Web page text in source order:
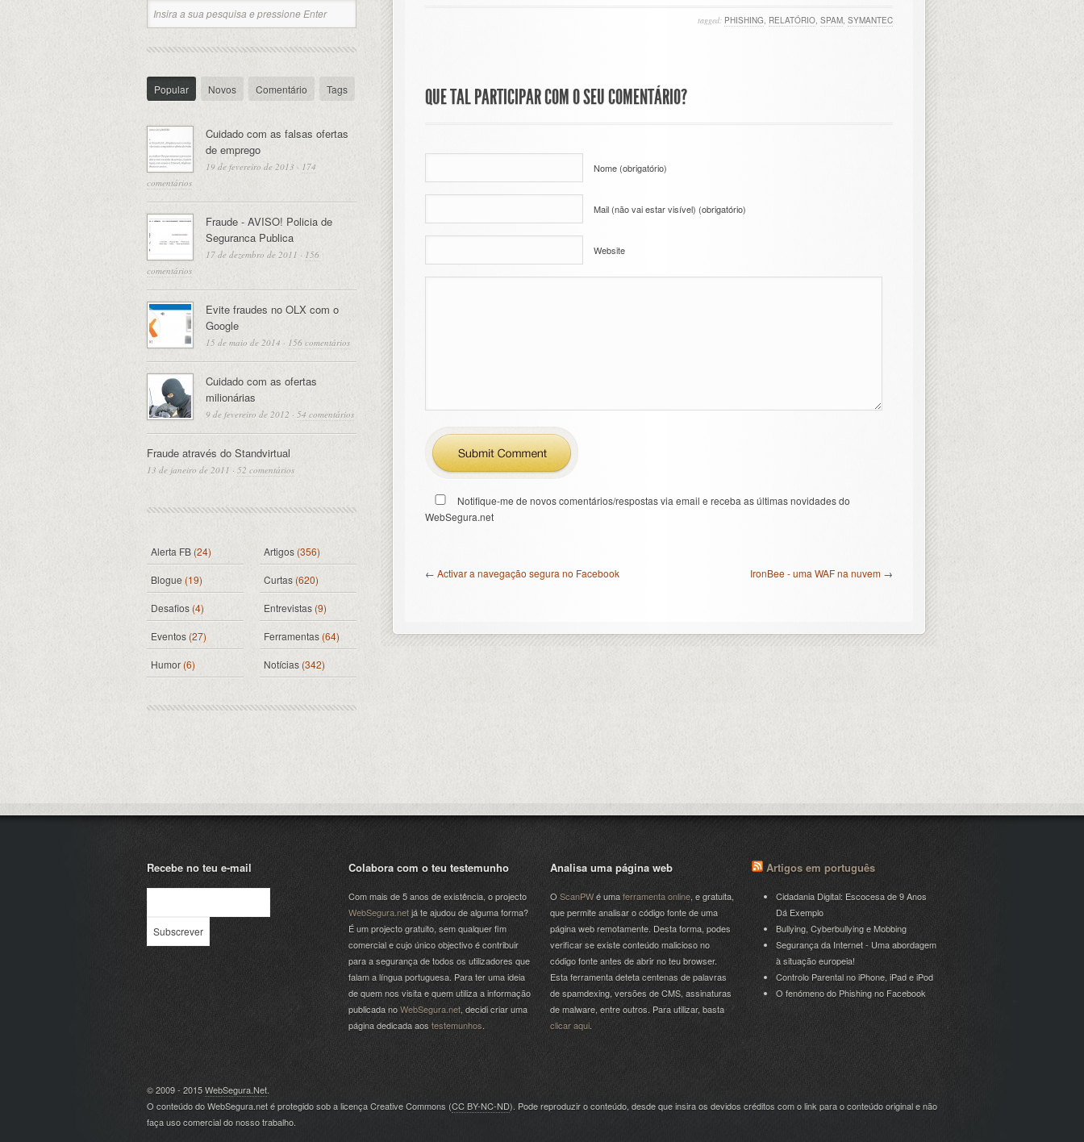
tagged: PHISHING, RELATÓRIO, SPAM, SYMANTEC
QUE TAL PARTICIPAR COM O SEU COMENTÁRIO?
Nome (obrigatório)
Mail (não vai estar visível) (obrigatório)
Website
Notifique-me de novos comentários/respostas via email e receba as últimas novidades do
WebSegura.net
← Activar a navegação segura no Facebook IronBee - uma WAF na nuvem →
Popular Novos Comentário Tags
Cuidado com as falsas ofertas
de emprego
19 de fevereiro de 2013 · 174
comentários
Fraude - AVISO! Policia de
Seguranca Publica
17 de dezembro de 2011 · 156
comentários
Evite fraudes no OLX com o
Google
15 de maio de 2014 · 156 comentários
Cuidado com as ofertas
milionárias
9 de fevereiro de 2012 · 54 comentários
Fraude através do Standvirtual
13 de janeiro de 2011 · 52 comentários
Alerta FB(24) Artigos(356)
Blogue(19) Curtas (620)
Desafios (4) Entrevistas (9)
Eventos (27) Ferramentas(64)
Humor(6) Notícias (342)
Recebe no teu e-mail Colabora com o teu testemunho
Com mais de 5 anos de existência, o projecto
WebSegura.netjá te ajudou de alguma forma?
É um projecto gratuito, sem qualquer fim
comercial e cujo único objectivo é contribuir
para a segurança de todos os utilizadores que
falam a língua portuguesa. Para ter uma ideia
de quem nos visita e quem utiliza a informação
publicada noWebSegura.net , decidi criar uma
página dedicada aos testemunhos
Analisa uma página web
OScanPWé umaferramenta online, e gratuita,
que permite analisar o código fonte de uma
página web remotamente. Desta forma, podes
verificar se existe conteúdo malicioso no
código fonte antes de abrir no teu browser.
Esta ferramenta deteta centenas de palavras
de spamdexing, versões de CMS, assinaturas
de malware, entre outros. Para utilizar, basta
clicar aqui.
Artigos em português
Cidadania Digital: Escocesa de 9 Anos
Dá Exemplo
Bullying, Cyberbullying e Mobbing
Segurança da Internet - Uma abordagem
à situação europeia!
Controlo Parental no iPhone, iPad e iPod
O fenómeno do Phishing no Facebook
© 2009 - 2015WebSegura.Net.
O conteúdo do WebSegura.net é protegido sob a licença Creative Commons (CC BY-NC-ND). Pode reproduzir o conteúdo, desde que insira os devidos créditos com o link para o conteúdo original e não
faça uso comercial do nosso trabalho.